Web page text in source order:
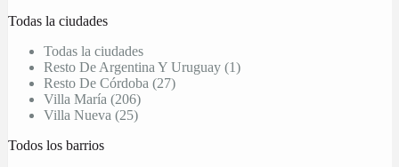
Todas la ciudades
Todas la ciudades
Resto De Argentina Y Uruguay (1)
Resto De Córdoba (27)
Villa María (206)
Villa Nueva (25)
Todos los barrios